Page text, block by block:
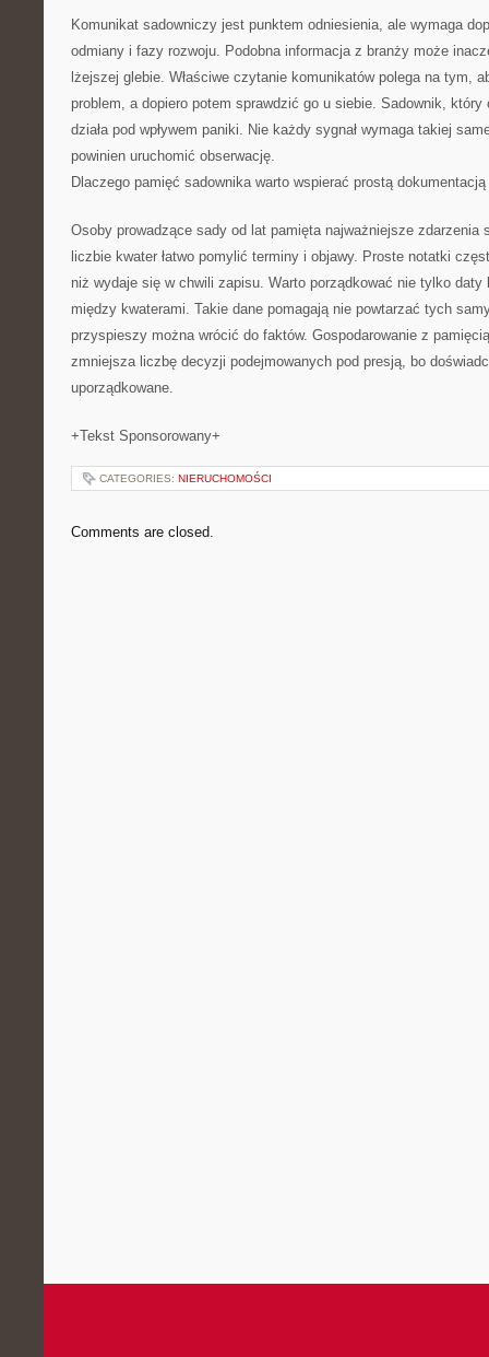
Komunikat sadowniczy jest punktem odniesienia, ale wymaga
odmiany i fazy rozwoju. Podobna informacja z branży może
lżejszej glebie. Właściwe czytanie komunikatów polega na tym,
problem, a dopiero potem sprawdzić go u siebie. Sadownik,
działa pod wpływem paniki. Nie każdy sygnał wymaga takiej
powinien uruchomić obserwację.
Dlaczego pamięć sadownika warto wspierać prostą dokumentacją
Osoby prowadzące sady od lat pamięta najważniejsze zdarzenia
liczbie kwater łatwo pomylić terminy i objawy. Proste notatki
niż wydaje się w chwili zapisu. Warto porządkować nie tylko
między kwaterami. Takie dane pomagają nie powtarzać tych
przyspieszy można wrócić do faktów. Gospodarowanie z
zmniejsza liczbę decyzji podejmowanych pod presją, bo
uporządkowane.
+Tekst Sponsorowany+
CATEGORIES: NIERUCHOMOŚCI
Comments are closed.